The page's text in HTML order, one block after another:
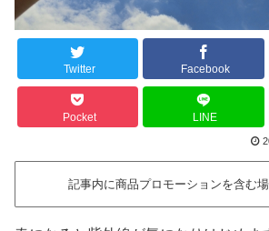
Twitter Facebook
Pocket LINE
記事内に商品プロモーションを含む